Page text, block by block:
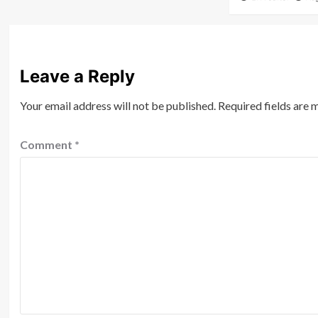
Leave a Reply
Your email address will not be published. Required fields are
Comment *